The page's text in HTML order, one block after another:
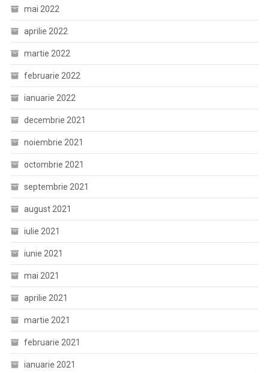
mai 2022
aprilie 2022
martie 2022
februarie 2022
ianuarie 2022
decembrie 2021
noiembrie 2021
octombrie 2021
septembrie 2021
august 2021
iulie 2021
iunie 2021
mai 2021
aprilie 2021
martie 2021
februarie 2021
ianuarie 2021